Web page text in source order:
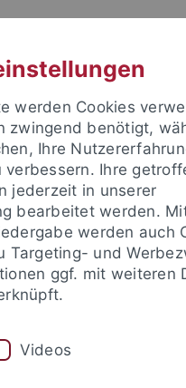
werden Cookies
zwingend benötigt,
Ihre
verbessern. Ihre
jederzeit in unserer
bearbeitet werden.
werden auch
Targeting- und
ggf. mit weiteren
Videos